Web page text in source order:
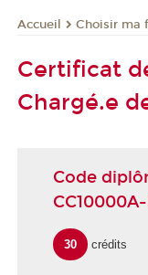
Accueil Choisir ma
Certificat
Chargé.e
Code
30 crédits